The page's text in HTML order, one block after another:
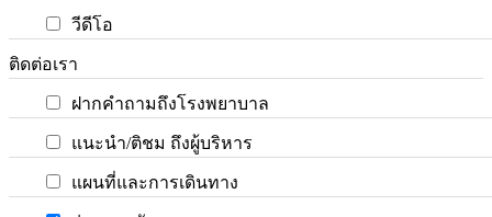
วีดีโอ
ติดต่อเรา
ฝากคำถามถึงโรงพยาบาล
แนะนำ/ติชม ถึงผู้บริหาร
แผนที่และการเดินทาง